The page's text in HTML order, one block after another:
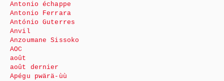
Antonio échappe
Antonio Ferrara
António Guterres
Anvil
Anzoumane Sissoko
AOC
août
août dernier
Apégu pwärä-ùù